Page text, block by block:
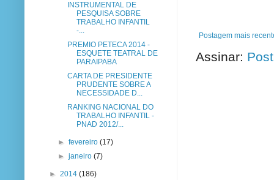
Postagem mais
Assinar:
INSTRUMENTAL DE
PESQUISA SOBRE
TRABALHO INFANTIL
-...
PREMIO PETECA 2014 -
ESQUETE TEATRAL DE
PARAIPABA
CARTA DE PRESIDENTE
PRUDENTE SOBRE A
NECESSIDADE D...
RANKING NACIONAL DO
TRABALHO INFANTIL -
PNAD 2012/...
►fevereiro(17)
►janeiro(7)
► 2014 (186)